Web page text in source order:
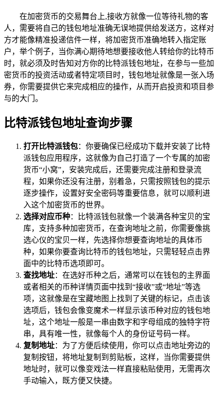
在加密货币的交易舞台上,接收方就像一位等待礼物的客
人，需要将自己的钱包地址准确无误地提供给发送方，这样对
方才能像精准投递信件一样，将加密货币准确地转入指定账
户，举个例子，当你满心期待地想要接收他人转给你的比特币
时，就必须及时告知对方你的比特派钱包地址，在参与一些加
密货币的投资活动或者特定项目时，钱包地址就像是一张入场
券，你需要提供它来完成相应的操作，从而开启投资和项目参
与的大门。
比特派钱包地址查询步骤
打开比特派钱包：你要确保已经成功下载并安装了比特
派钱包应用程序，这就像为自己打造了一个专属的加密
货币“小窝”，安装完成后，还需要完成注册和登录流
程，如果你还没有注册，别着急，只需按照钱包的提示
逐步操作，设置好安全密码等重要信息，就可以顺利进
入这个加密货币的世界。
选择对应币种：比特派钱包就像一个装满各种宝贝的宝
库，支持多种加密货币，在查询地址之前，你需要像挑
选心仪的宝贝一样，先选择你想要查询地址的具体币
种，如果你要查询比特币的钱包地址，只需轻轻点击界
面中的比特币选项即可。
查找地址：在选好币种之后，通常可以在钱包的主界面
或者相关的币种详情页面中找到“接收”或“地址”等选
项，这就像是在宝藏地图上找到了关键的标记，点击该
选项后，钱包会像变魔术一样显示该币种对应的钱包地
址，这个地址一般是一串由数字和字母组成的独特字符
串，具有唯一性，就像每个人的身份证号码一样。
复制地址：为了方便后续使用，你可以点击地址旁边的
复制按钮，将地址复制到剪贴板，这样，当你需要提供
地址时，就可以像变戏法一样直接粘贴使用，无需再次
手动输入，既方便又快捷。